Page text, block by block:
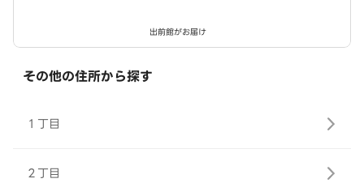
出前館がお届け
その他の住所から探す
１丁目
２丁目